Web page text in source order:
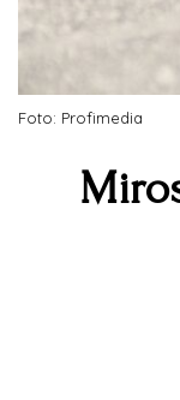
Foto: Profimedia